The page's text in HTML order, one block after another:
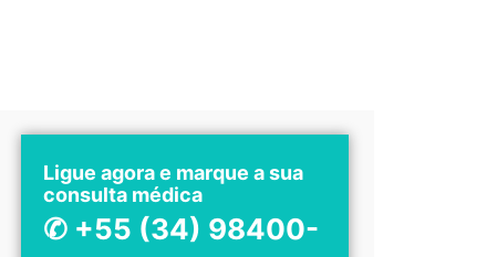
Ligue agora e marque a sua
consulta médica
✆ +55 (34) 98400-